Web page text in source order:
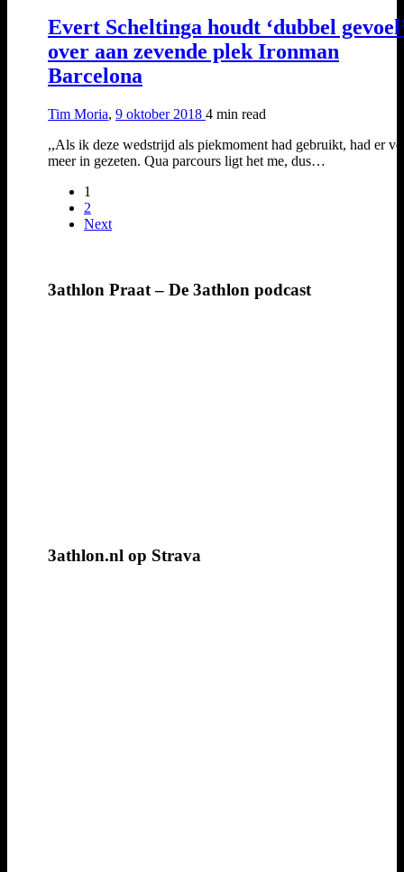
Evert Scheltinga houdt ‘dubbel
over aan zevende plek Ironman
Barcelona
Tim Moria, 9 oktober 2018 4 min read
,,Als ik deze wedstrijd als piekmoment had gebruikt, had er
meer in gezeten. Qua parcours ligt het me, dus…
1
2
Next
3athlon Praat – De 3athlon podcast
3athlon.nl op Strava